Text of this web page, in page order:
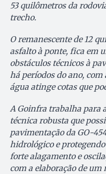
53 quilômetros da
trecho.
O remanescente de 12
asfalto à ponte, fica em
obstáculos técnicos à
há períodos do ano, com
água atinge cotas que
A Goinfra trabalha para
técnica robusta que
pavimentação da GO-
hidrológico e
forte alagamento e
com a elaboração de